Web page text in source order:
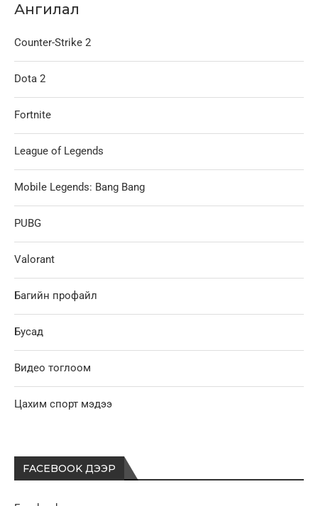
Ангилал
Counter-Strike 2
Dota 2
Fortnite
League of Legends
Mobile Legends: Bang Bang
PUBG
Valorant
Багийн профайл
Бусад
Видео тоглоом
Цахим спорт мэдээ
FACEBOOK ДЭЭР